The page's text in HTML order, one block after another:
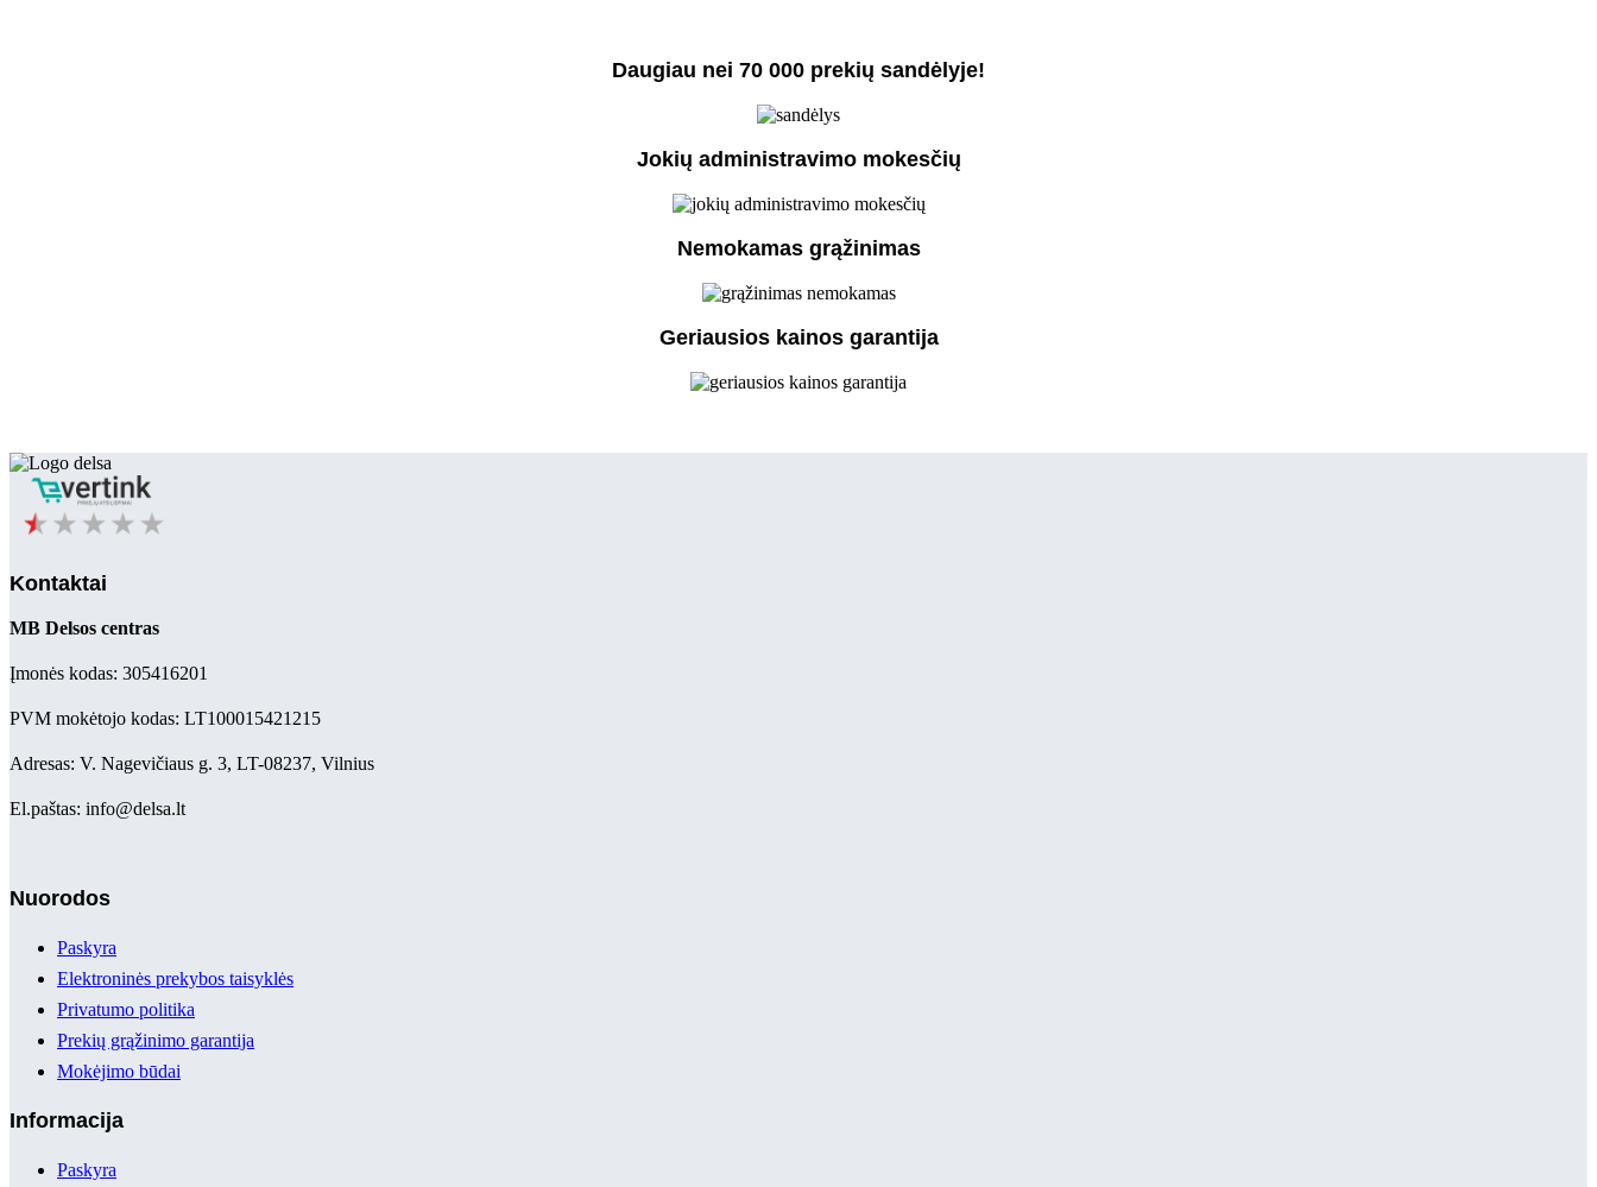
Daugiau nei 70 000 prekių sandėlyje!
Jokių administravimo mokesčių
Nemokamas grąžinimas
Geriausios kainos garantija
Kontaktai
MB Delsos centras
Įmonės kodas: 305416201
PVM mokėtojo kodas: LT100015421215
Adresas: V. Nagevičiaus g. 3, LT-08237, Vilnius
El.paštas: info@delsa.lt
Nuorodos
Paskyra
Elektroninės prekybos taisyklės
Privatumo politika
Prekių grąžinimo garantija
Mokėjimo būdai
Informacija
Paskyra